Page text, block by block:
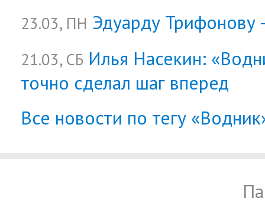
23.03, ПН Эдуарду Трифонову
21.03, СБ Илья Насекин:
точно сделал шаг вперед
Все новости по тегу